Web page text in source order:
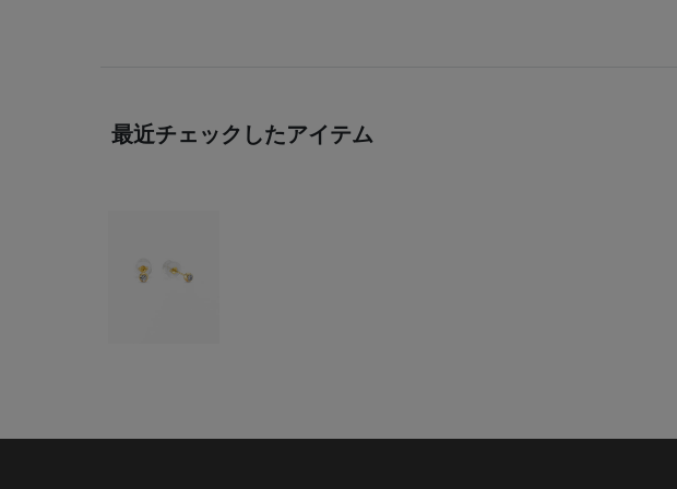
最近チェックしたアイテム